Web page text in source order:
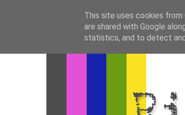
This site uses cookies from
are shared with Google
statistics, and to detect